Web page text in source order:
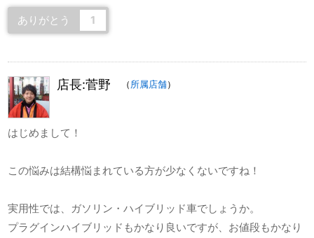
ありがとう 1
店長:菅野 （ 所属店舗）
はじめまして！
この悩みは結構悩まれている方が少なくないですね！
実用性では、ガソリン・ハイブリッド車でしょうか。
プラグインハイブリッドもかなり良いですが、お値段もかなり